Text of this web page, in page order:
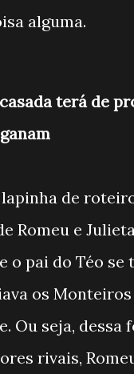
alguma.
terá de
de
Romeu e
o pai do Téo
os
Ou seja, dessa
rivais,